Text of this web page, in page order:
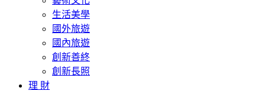
生活美學
國外旅遊
國內旅遊
創新善終
創新長照
理 財